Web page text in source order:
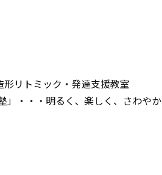
リトミック・発達支援教室
」・・・明るく、楽しく、さわやか